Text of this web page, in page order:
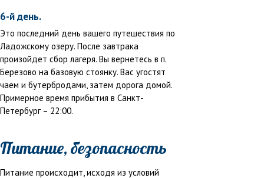
6-й день.
Это последний день вашего путешествия по
Ладожскому озеру. После завтрака
произойдет сбор лагеря. Вы вернетесь в п.
Березово на базовую стоянку. Вас угостят
чаем и бутербродами, затем дорога домой.
Примерное время прибытия в Санкт-
Петербург – 22:00.
Питание, безопасность
Питание происходит, исходя из условий